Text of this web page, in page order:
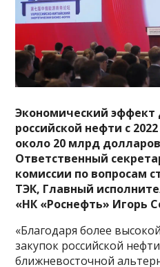
Экономический эффект
российской нефти с
около 20 млрд
Ответственный
комиссии по вопросам
ТЭК, Главный
«НК «Роснефть» Игорь
«Благодаря более
закупок российской
ближневосточной